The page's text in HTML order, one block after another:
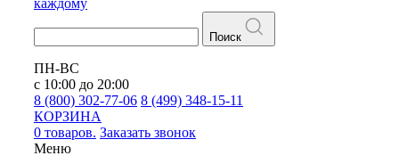
каждому
Поиск
ПН-ВС
с 10:00 до 20:00
8 (800) 302-77-06 8 (499) 348-15-11
КОРЗИНА
0 товаров. Заказать звонок
Меню